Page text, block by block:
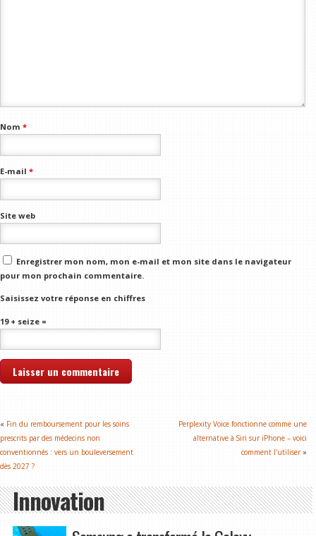
Nom *
E-mail *
Site web
Enregistrer mon nom, mon e-mail et mon site dans le navigateur
pour mon prochain commentaire.
Saisissez votre réponse en chiffres
19 + seize =
« Fin du remboursement pour les soins
prescrits par des médecins non
conventionnés : vers un bouleversement
dès 2027 ?
Perplexity Voice fonctionne comme une
alternative à Siri sur iPhone – voici
comment l'utiliser»
Innovation